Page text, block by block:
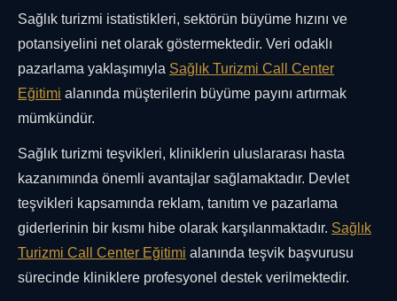
Sağlık turizmi istatistikleri, sektörün büyüme hızını ve
potansiyelini net olarak göstermektedir. Veri odaklı
pazarlama yaklaşımıyla Sağlık Turizmi Call Center
Eğitimi alanında müşterilerin büyüme payını artırmak
mümkündür.
Sağlık turizmi teşvikleri, kliniklerin uluslararası hasta
kazanımında önemli avantajlar sağlamaktadır. Devlet
teşvikleri kapsamında reklam, tanıtım ve pazarlama
giderlerinin bir kısmı hibe olarak karşılanmaktadır. Sağlık
Turizmi Call Center Eğitimi alanında teşvik başvurusu
sürecinde kliniklere profesyonel destek verilmektedir.